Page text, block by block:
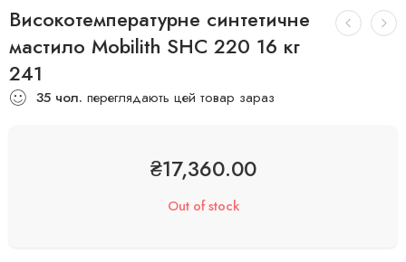
Високотемпературне синтетичне
мастило Mobilith SHC 220 16 кг
241
35 чол. переглядають цей товар зараз
₴17,360.00
Out of stock